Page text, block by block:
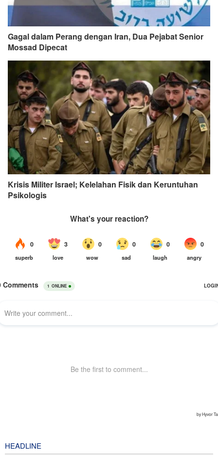
Gagal dalam Perang dengan Iran, Dua Pejabat Senior
Mossad Dipecat
Krisis Militer Israel; Kelelahan Fisik dan Keruntuhan
Psikologis
HEADLINE